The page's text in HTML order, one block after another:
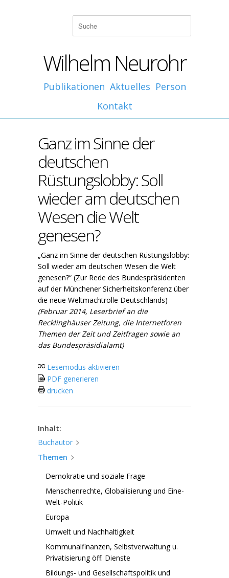
Wilhelm Neurohr
Publikationen Aktuelles Person
Kontakt
Ganz im Sinne der
deutschen
Rüstungslobby: Soll
wieder am deutschen
Wesen die Welt
genesen?
„Ganz im Sinne der deutschen Rüstungslobby:
Soll wieder am deutschen Wesen die Welt
genesen?“ (Zur Rede des Bundespräsidenten
auf der Münchener Sicherheitskonferenz über
die neue Weltmachtrolle Deutschlands)
(Februar 2014, Leserbrief an die
Recklinghäuser Zeitung, die Internetforen
Themen der Zeit und Zeitfragen sowie an
das Bundespräsidialamt)
Lesemodus aktivieren
PDF generieren
drucken
Inhalt:
Buchautor
Themen
Demokratie und soziale Frage
Menschenrechte, Globalisierung und Eine-
Welt-Politik
Europa
Umwelt und Nachhaltigkeit
Kommunalfinanzen, Selbstverwaltung u.
Privatisierung öff. Dienste
Bildungs- und Gesellschaftspolitik und